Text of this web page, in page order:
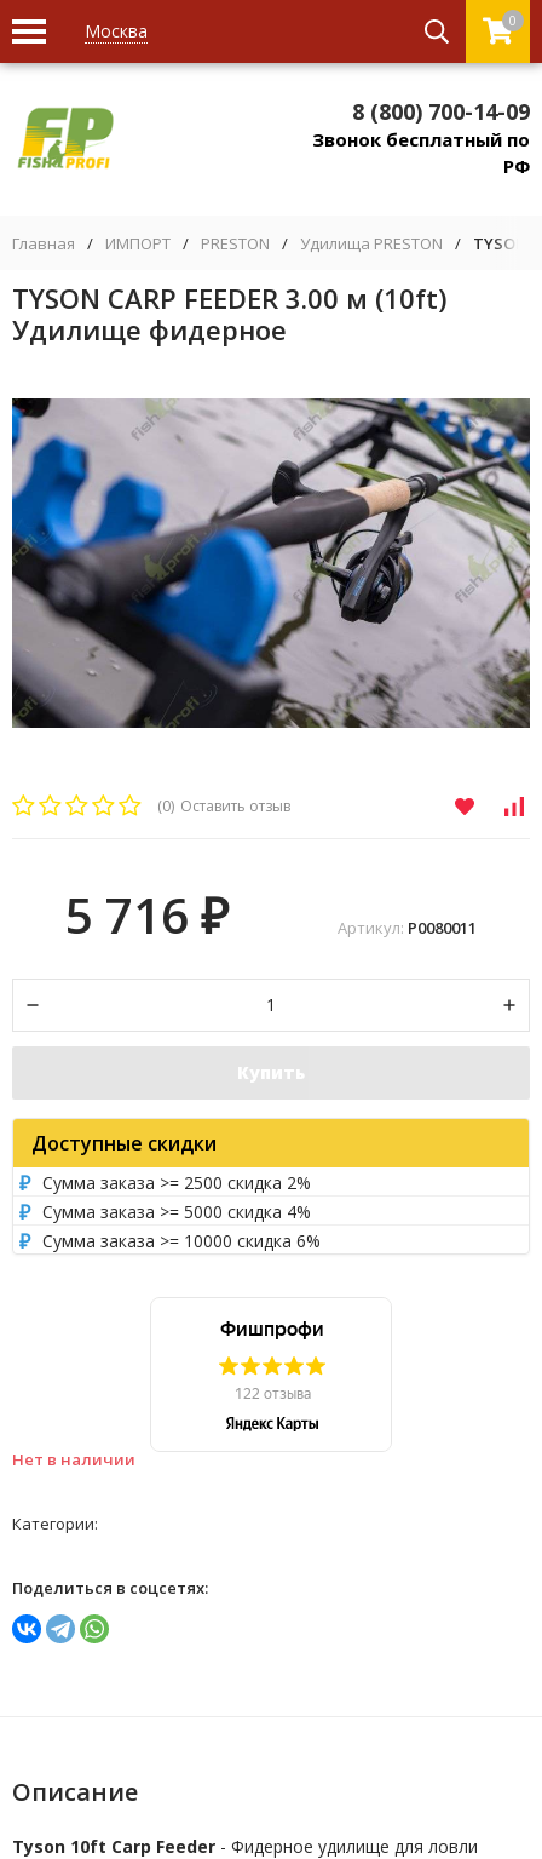
Москва 0
8 (800) 700-14-09
Звонок бесплатный по
РФ
Главная / ИМПОРТ / PRESTON / Удилища PRESTON / TYSON
TYSON CARP FEEDER 3.00 м (10ft)
Удилище фидерное
(0) Оставить отзыв
Нет в наличии
Артикул: P0080011
5 716₽
Купить
Доступные скидки
Сумма заказа >= 2500 скидка 2%
Сумма заказа >= 5000 скидка 4%
Сумма заказа >= 10000 скидка 6%
Категории:
Поделиться в соцсетях:
Описание
Tyson 10ft Carp Feeder - Фидерное удилище для ловли